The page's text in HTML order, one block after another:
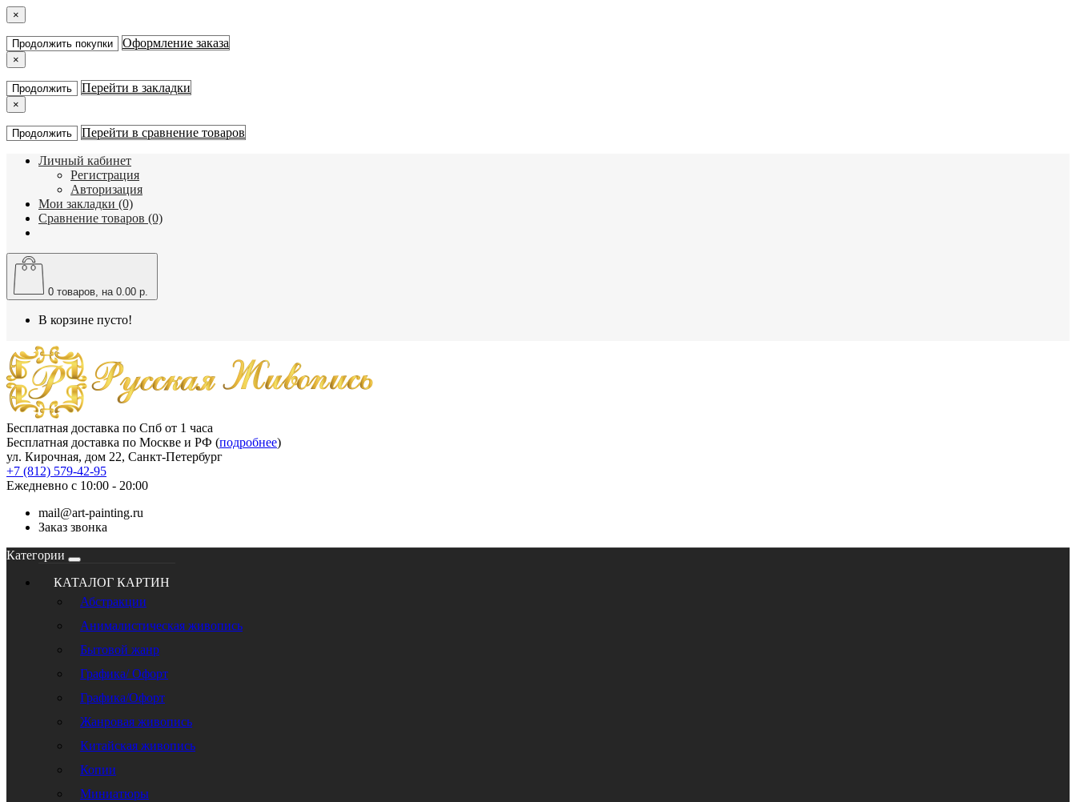
×
Продолжить покупки Оформление заказа
×
Продолжить Перейти в закладки
×
Продолжить Перейти в сравнение товаров
Личный кабинет
Регистрация
Авторизация
Мои закладки (0)
Сравнение товаров (0)
0 товаров, на 0.00 р.
В корзине пусто!
Бесплатная доставка по Спб от 1 часа
Бесплатная доставка по Москве и РФ (подробнее)
ул. Кирочная, дом 22, Санкт-Петербург
+7 (812) 579-42-95
Ежедневно с 10:00 - 20:00
mail@art-painting.ru
Заказ звонка
Категории
КАТАЛОГ КАРТИН
Абстракции
Анималистическая живопись
Бытовой жанр
Графика/ Офорт
Графика/Офорт
Жанровая живопись
Китайская живопись
Копии
Миниатюры